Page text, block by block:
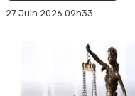
27 Juin 2026 09h33